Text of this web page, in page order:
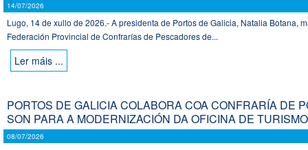
14/07/2026
Lugo, 14 de xullo de 2026.- A presidenta de Portos de Galicia, Natalia Botana,
Federación Provincial de Confrarías de Pescadores de...
Ler máis ...
PORTOS DE GALICIA COLABORA COA CONFRARÍA DE
SON PARA A MODERNIZACIÓN DA OFICINA DE TURISMO
08/07/2026